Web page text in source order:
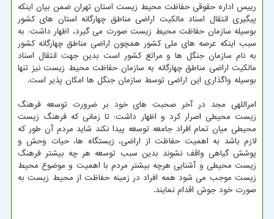
رییس اداره حقوقی حفاظت محیط زیست استان تهران ضمن بیان اینکه
پیگیری انتقال اسناد مالکیت اراضی مناطق چهارگانه استان های کشور
بوسیله سازمان حفاظت محیط زیست صورت می گیرد، اظهار داشت: به
سبب اینکه عرصه های ملی کشور همچون اراضی مناطق چهارگانه کشور
به نام سازمان جنگل ها و مراتع کشور است بدین جهت انتقال اسناد
مالکیت اراضی مناطق چهارگانه به سازمان حفاظت محیط زیست نیز تنها
بوسیله واگذاری این اراضی توسط سازمان جنگل ها امکان پذیر است.
امراللهی مجد در آخر صحبت های خود بر ضرورت توسعه فرهنگ
زیست محیطی اصرار کرد و اظهار داشت: تا زمانی که فرهنگ زیست
محیطی میان تمام افراد جامعه توسعه پیدا نکند شاید مردم آن طور که
لازم باشد به اهمیت حفاظت از اراضی، زیستگاه ها، حیات وحش و
پوشش گیاهی واقف نشوند بدین سبب توسعه هر چه بیشتر فرهنگ
زیست محیطی و آشنایی هرچه بیشتر مردم با اهمیت و موضوع محیط
زیست موجب می شود همه افراد در زمینه حفاظت از محیط زیست به
صورت خود جوش اقدام نمایند.